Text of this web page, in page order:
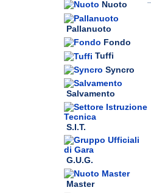
Nuoto
Pallanuoto
Fondo
Tuffi
Syncro
Salvamento
S.I.T.
G.U.G.
Master